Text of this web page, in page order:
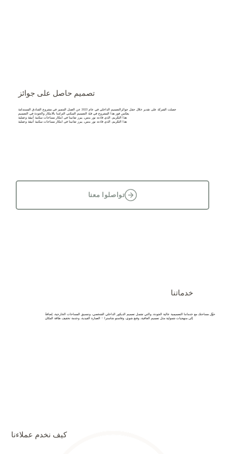
حوِّل مساحتك مع خدماتنا التصميمية عالية الجودة، والتي تشمل تصميم الديكور الداخلي الشخصي، وتنسيق المساحات الخارجية، إضافةً
إلى منهجيات شمولية مثل تصميم العافية، وفنغ شوي، وفاستو شاسترا – العمارة الفيدية، وخدمة تخفيف طاقة المكان
خدماتنا
تصميم حاصل على جوائز
حصلت الشركة على تقدير خلال حفل جوائزالتصميم الداخلي في عام 2023 عن العمل المتميز في مشروع الفنادق المستدامة
يعكس فوز هذا المشروع في فئة التصميم السكني التزامنا بالابتكار والجودة في التصميم
هذا التكريم، الذي قادته نور بنس، يبرز تفانينا في ابتكار مساحات سكنية أنيقة وعملية
هذا التكريم، الذي قادته نور بنس، يبرز تفانينا في ابتكار مساحات سكنية أنيقة وعملية
تواصلوا معنا
كيف نخدم عملاءنا